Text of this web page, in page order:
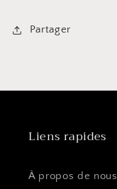
Partager
Liens rapides
À propos de nous